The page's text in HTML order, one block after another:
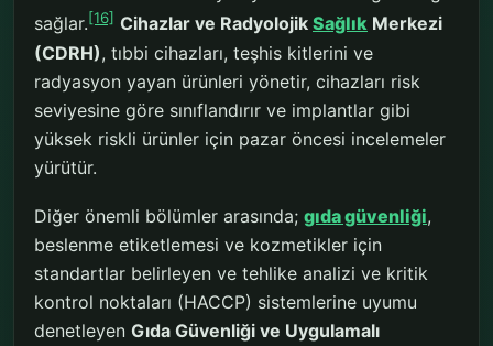
sağlar.[16] Cihazlar ve Radyolojik Sağlık Merkezi
(CDRH), tıbbi cihazları, teşhis kitlerini ve
radyasyon yayan ürünleri yönetir, cihazları risk
seviyesine göre sınıflandırır ve implantlar gibi
yüksek riskli ürünler için pazar öncesi incelemeler
yürütür.
Diğer önemli bölümler arasında; gıda güvenliği,
beslenme etiketlemesi ve kozmetikler için
standartlar belirleyen ve tehlike analizi ve kritik
kontrol noktaları (HACCP) sistemlerine uyumu
denetleyen Gıda Güvenliği ve Uygulamalı